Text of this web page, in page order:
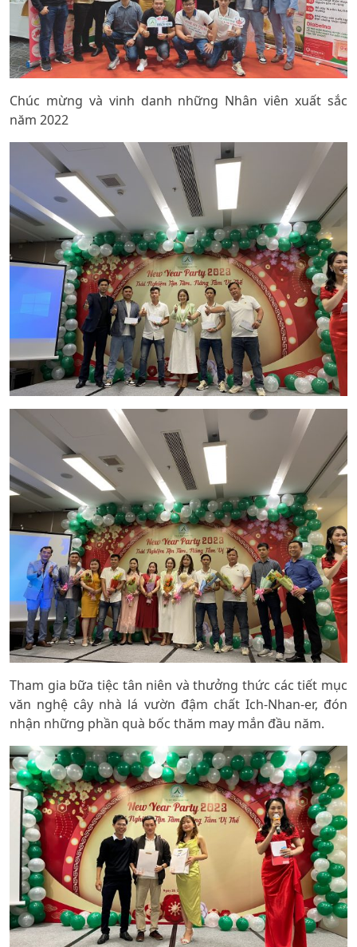
Chúc mừng và vinh danh những Nhân viên xuất sắc
năm 2022
Tham gia bữa tiệc tân niên và thưởng thức các tiết mục
văn nghệ cây nhà lá vườn đậm chất Ich-Nhan-er, đón
nhận những phần quà bốc thăm may mắn đầu năm.